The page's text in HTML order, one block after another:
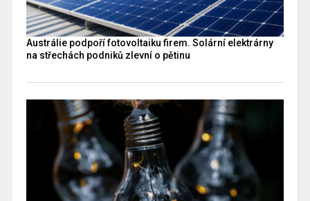
Austrálie podpoří fotovoltaiku firem. Solární elektrárny
na střechách podniků zlevní o pětinu